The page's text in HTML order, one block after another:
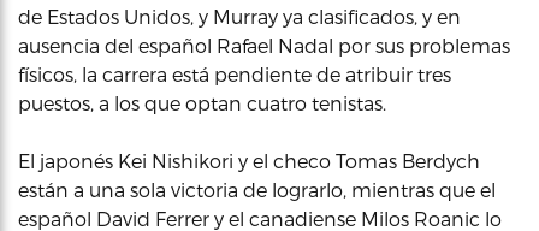
de Estados Unidos, y Murray ya clasificados, y en
ausencia del español Rafael Nadal por sus problemas
físicos, la carrera está pendiente de atribuir tres
puestos, a los que optan cuatro tenistas.
El japonés Kei Nishikori y el checo Tomas Berdych
están a una sola victoria de lograrlo, mientras que el
español David Ferrer y el canadiense Milos Roanic lo